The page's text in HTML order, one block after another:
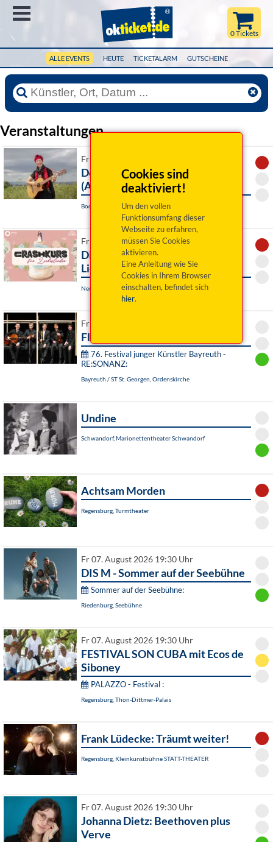
ALLE EVENTS HEUTE TICKETALARM GUTSCHEINE
0 Tickets
Cookies sind
deaktiviert!
Um den vollen
Funktionsumfang dieser
Webseite zu erfahren,
müssen Sie Cookies
aktivieren.
Eine Anleitung wie Sie
Cookies in Ihrem Browser
einschalten, befindet sich
hier.
Veranstaltungen
Fr 07. August 2026 19:00 Uhr
De Stianghausratschn
(ABGESAGT)
Bodenwöhr, Seebühne
Fr 07. August 2026 19:00 Uhr
Dinner mit Singer: Crashkurs für
Liebeslieder (Abgesagt » Ersatz)
Neunburg vorm Wald, Schlossgaststätte Kröblitz
Fr 07. August 2026 19:00 Uhr
Flora Inkognita
76. Festival junger Künstler Bayreuth -
RE:SONANZ:
Bayreuth / ST St. Georgen, Ordenskirche
Undine
Schwandorf, Marionettentheater Schwandorf
Achtsam Morden
Regensburg, Turmtheater
Fr 07. August 2026 19:30 Uhr
DIS M - Sommer auf der Seebühne
Sommer auf der Seebühne:
Riedenburg, Seebühne
Fr 07. August 2026 19:30 Uhr
FESTIVAL SON CUBA mit Ecos de
Siboney
PALAZZO - Festival :
Regensburg, Thon-Dittmer-Palais
Frank Lüdecke: Träumt weiter!
Regensburg, Kleinkunstbühne STATT-THEATER
Fr 07. August 2026 19:30 Uhr
Johanna Dietz: Beethoven plus
Verve